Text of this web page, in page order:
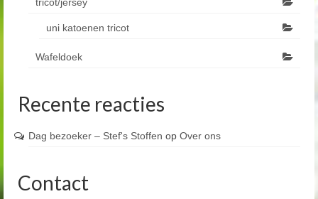
uni katoenen tricot
Wafeldoek
Recente reacties
Dag bezoeker – Stef's Stoffen op Over ons
Contact